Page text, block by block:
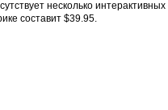
несколько
составит $39.95.